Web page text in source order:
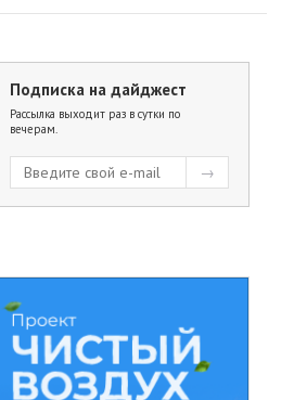
Подписка на дайджест
Рассылка выходит раз в сутки по
вечерам.